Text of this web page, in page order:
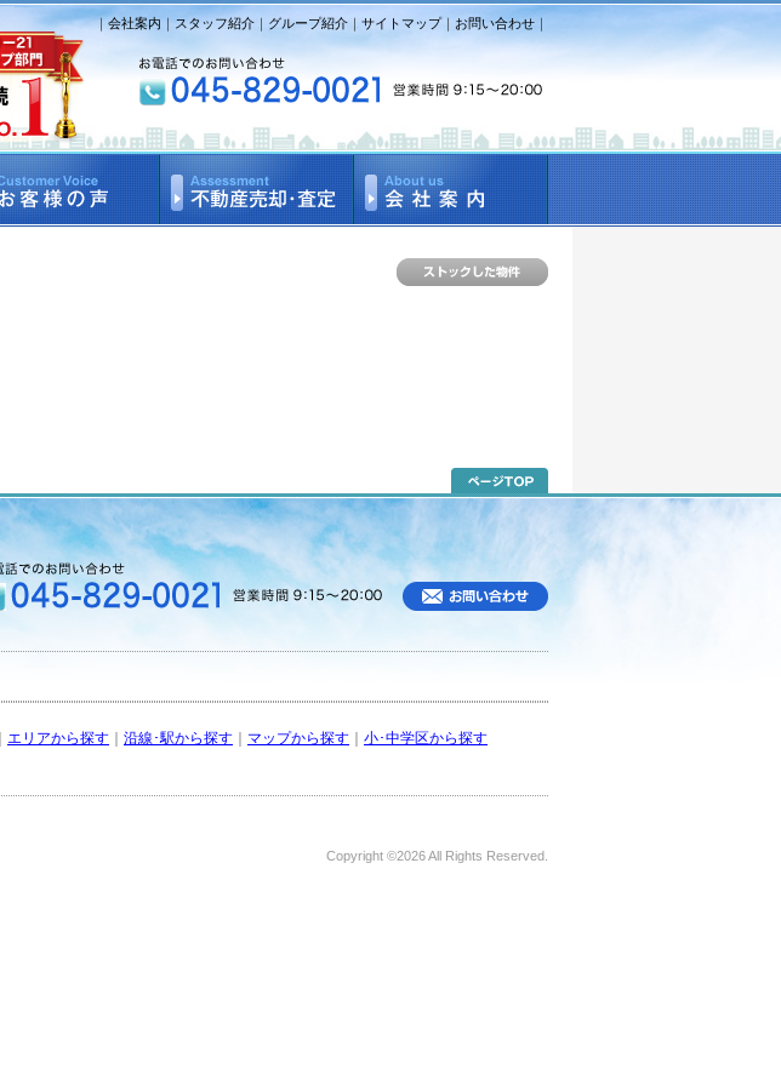
｜会社案内 ｜スタッフ紹介 ｜ グループ紹介 ｜ サイトマップ｜ お問い合わせ ｜
エリアから探す 沿線･駅から探す マップから探す
小･中学区から探す
Copyright ©2026 All Rights Reserved.